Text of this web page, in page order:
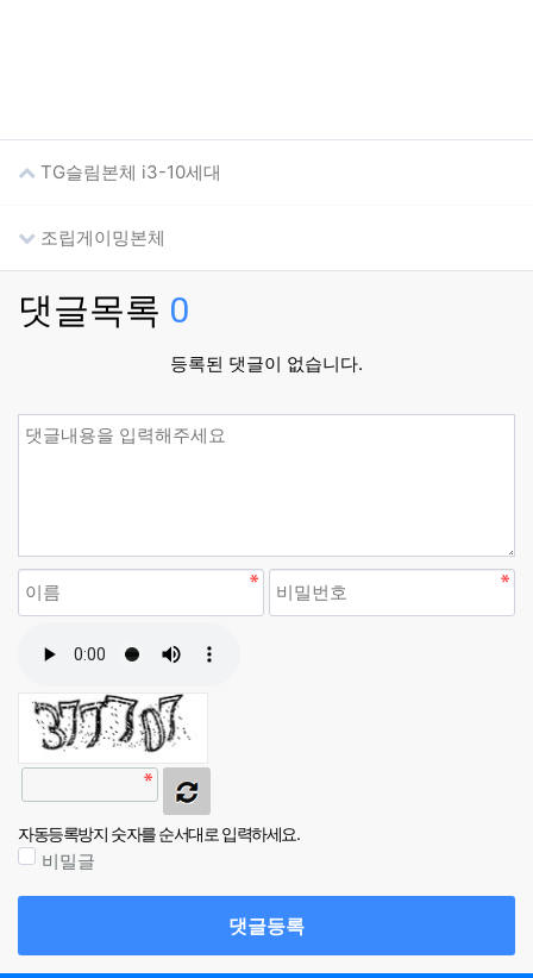
TG슬림본체 i3-10세대
조립게이밍본체
댓글목록 0
등록된 댓글이 없습니다.
자동등록방지 숫자를 순서대로 입력하세요.
비밀글
댓글등록